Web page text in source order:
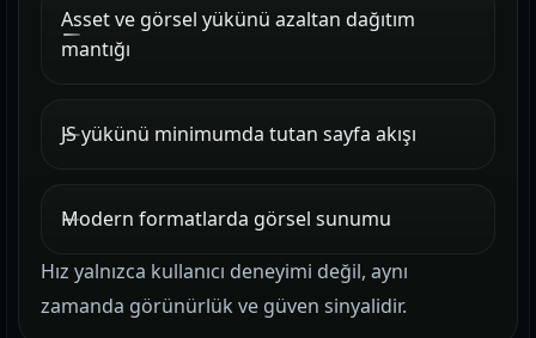
Asset ve görsel yükünü azaltan dağıtım
mantığı
JS yükünü minimumda tutan sayfa akışı
Modern formatlarda görsel sunumu
Hız yalnızca kullanıcı deneyimi değil, aynı
zamanda görünürlük ve güven sinyalidir.